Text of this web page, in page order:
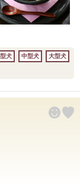
犬 中型犬 大型犬